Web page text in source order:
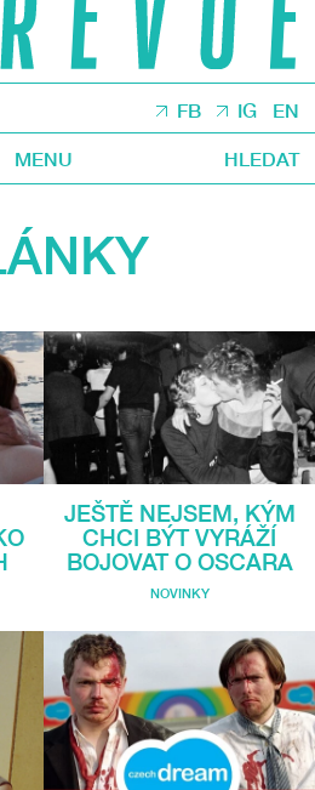
FB IG EN
MENU HLEDAT
JEŠTĚ NEJSEM, KÝM
CHCI BÝT VYRÁŽÍ
BOJOVAT O OSCARA
NOVINKY